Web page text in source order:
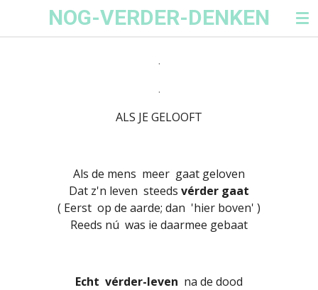
NOG-VERDER-DENKEN
.
.
ALS JE GELOOFT
Als de mens meer gaat geloven
Dat z'n leven steeds vérder gaat
( Eerst op de aarde; dan 'hier boven' )
Reeds nú was ie daarmee gebaat
Echt vérder-leven na de dood